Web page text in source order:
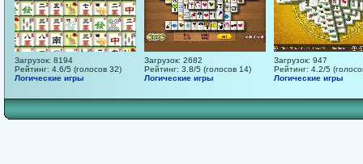
Загрузок: 8194
Рейтинг: 4.6/5 (голосов 32)
Логические игры
Загрузок: 2682
Рейтинг: 3.8/5 (голосов 14)
Логические игры
Загрузок: 947
Рейтинг: 4.2/5
Логические игры